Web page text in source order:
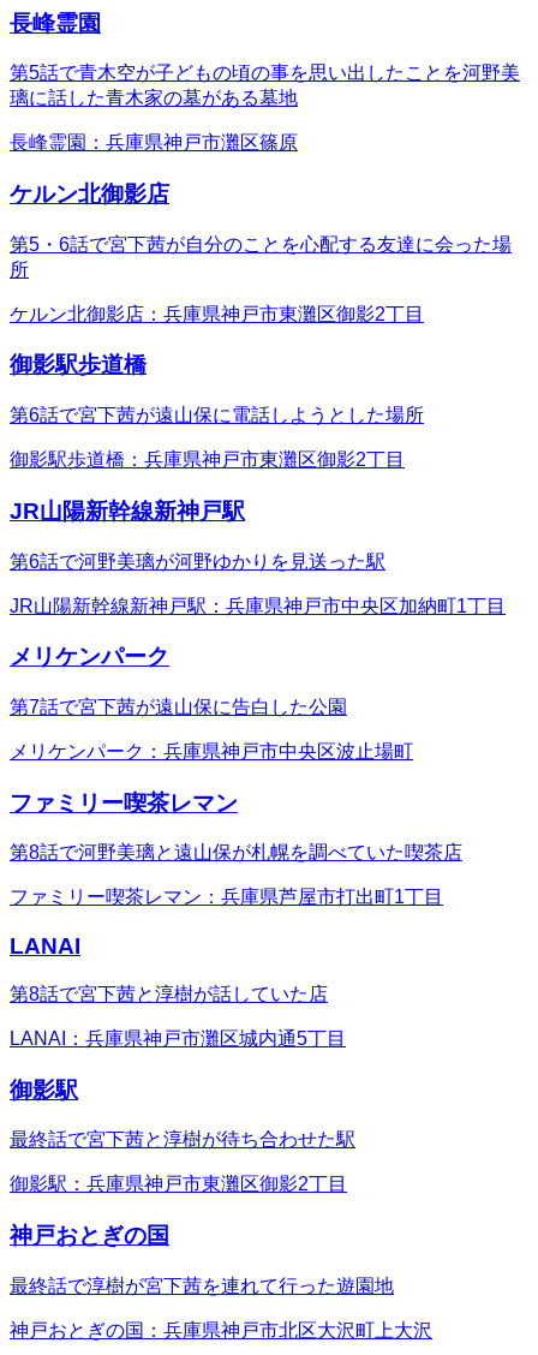
長峰霊園
第5話で青木空が子どもの頃の事を思い出したことを河野美
璃に話した青木家の墓がある墓地
長峰霊園：兵庫県神戸市灘区篠原
ケルン北御影店
第5・6話で宮下茜が自分のことを心配する友達に会った場
所
ケルン北御影店：兵庫県神戸市東灘区御影2丁目
御影駅歩道橋
第6話で宮下茜が遠山保に電話しようとした場所
御影駅歩道橋：兵庫県神戸市東灘区御影2丁目
JR山陽新幹線新神戸駅
第6話で河野美璃が河野ゆかりを見送った駅
JR山陽新幹線新神戸駅：兵庫県神戸市中央区加納町1丁目
メリケンパーク
第7話で宮下茜が遠山保に告白した公園
メリケンパーク：兵庫県神戸市中央区波止場町
ファミリー喫茶レマン
第8話で河野美璃と遠山保が札幌を調べていた喫茶店
ファミリー喫茶レマン：兵庫県芦屋市打出町1丁目
LANAI
第8話で宮下茜と淳樹が話していた店
LANAI：兵庫県神戸市灘区城内通5丁目
御影駅
最終話で宮下茜と淳樹が待ち合わせた駅
御影駅：兵庫県神戸市東灘区御影2丁目
神戸おとぎの国
最終話で淳樹が宮下茜を連れて行った遊園地
神戸おとぎの国：兵庫県神戸市北区大沢町上大沢